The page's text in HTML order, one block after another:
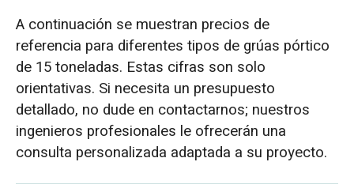
A continuación se muestran precios de
referencia para diferentes tipos de grúas pórtico
de 15 toneladas. Estas cifras son solo
orientativas. Si necesita un presupuesto
detallado, no dude en contactarnos; nuestros
ingenieros profesionales le ofrecerán una
consulta personalizada adaptada a su proyecto.